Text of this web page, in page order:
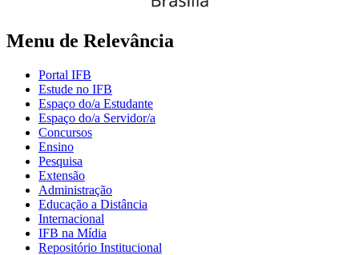
Menu de Relevância
Portal IFB
Estude no IFB
Espaço do/a Estudante
Espaço do/a Servidor/a
Concursos
Ensino
Pesquisa
Extensão
Administração
Educação a Distância
Internacional
IFB na Mídia
Repositório Institucional